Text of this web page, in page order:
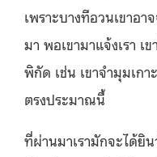
เพราะบางทีอวนเขาอ
มา พอเขามาแจ้งเรา เ
พิกัด เช่น เขาจำมุมเก
ตรงประมาณนี้
ที่ผ่านมาเรามักจะได้ยิ